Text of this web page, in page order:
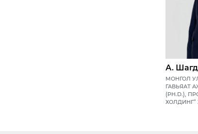
А.
МОНГОЛ
ГАВЬЯАТ
(PH.D.),
ХОЛДИНГ”